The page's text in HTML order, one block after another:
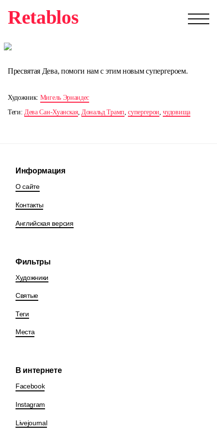
Retablos
Пресвятая Дева, помоги нам с этим новым супергероем.
Художник: Мигель Эрнандес
Теги: Дева Сан-Хуанская, Дональд Трамп ,супергерои ,чудовища
Информация
О сайте
Контакты
Английская версия
Фильтры
Художники
Святые
Теги
Места
В интернете
Facebook
Instagram
Livejournal